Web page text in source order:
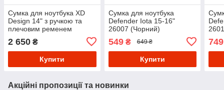
Сумка для ноутбука XD
Design 14" з ручкою та
плечовим ременем
2 650 ₴
Купити
Сумка для ноутбука
Defender Iota 15-16"
26007 (Чорний)
549₴ 649 ₴
Купити
749
Акційні пропозиції та новинки